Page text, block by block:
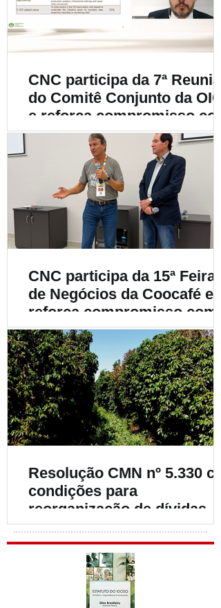
CNC participa da 7ª Reunião
do Comitê Conjunto da OIC
e reforça compromisso com
a cafeicultura mundial
CNC participa da 15ª Feira
de Negócios da Coocafé e
reforça compromisso com
fortalecimento da
cafeicultura
Resolução CMN nº 5.330
condições para
reorganização de dívidas de
cafeicultores